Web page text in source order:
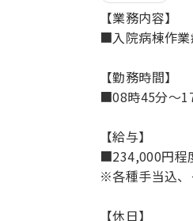
【業務内容】
■入院病棟作業
【勤務時間】
■08時45分～
【給与】
■234,000円程
※各種手当込、
【休日】